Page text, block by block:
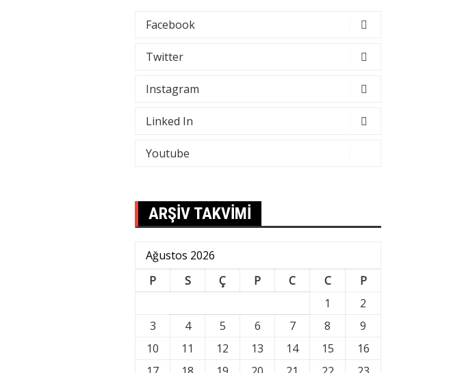
Facebook
Twitter
Instagram
Linked In
Youtube
ARŞİV TAKVİMİ
Ağustos 2026
P
S Ç P C C
P
1
2
3
4 5 6 7 8
9
10
11 12 13 14 15
16